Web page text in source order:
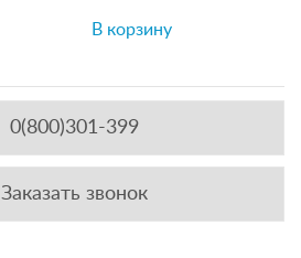
В корзину
0(800)301-399
Заказать звонок